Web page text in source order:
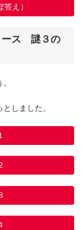
え）
ース 謎３の
しました。